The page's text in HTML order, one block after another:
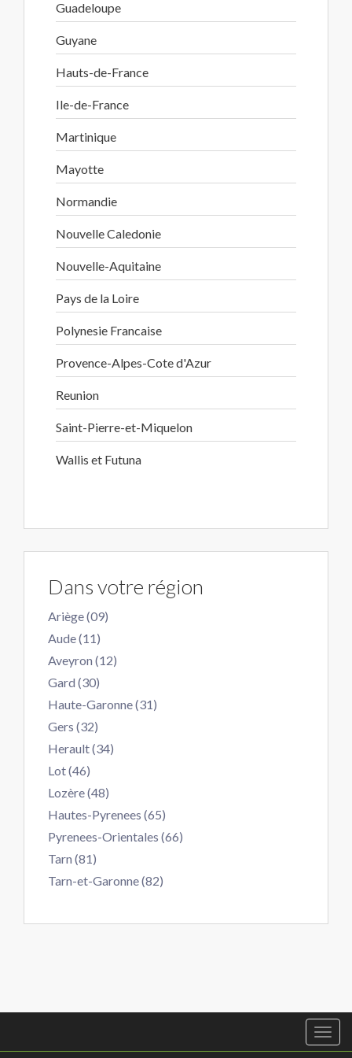
Guadeloupe
Guyane
Hauts-de-France
Ile-de-France
Martinique
Mayotte
Normandie
Nouvelle Caledonie
Nouvelle-Aquitaine
Pays de la Loire
Polynesie Francaise
Provence-Alpes-Cote d'Azur
Reunion
Saint-Pierre-et-Miquelon
Wallis et Futuna
Dans votre région
Ariège (09)
Aude (11)
Aveyron (12)
Gard (30)
Haute-Garonne (31)
Gers (32)
Herault (34)
Lot (46)
Lozère (48)
Hautes-Pyrenees (65)
Pyrenees-Orientales (66)
Tarn (81)
Tarn-et-Garonne (82)